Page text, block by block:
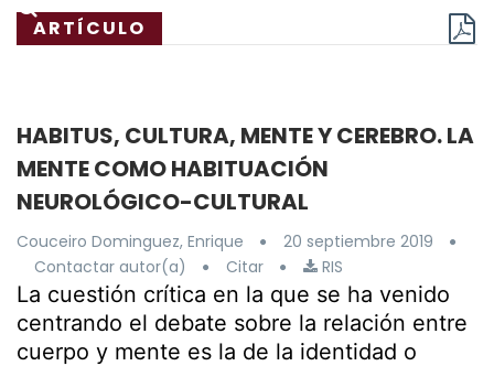
ARTÍCULO
HABITUS, CULTURA, MENTE Y CEREBRO. LA
MENTE COMO HABITUACIÓN
NEUROLÓGICO-CULTURAL
Couceiro Dominguez, Enrique
20 septiembre 2019
Contactar autor(a)
Citar RIS
La cuestión crítica en la que se ha venido
centrando el debate sobre la relación entre
cuerpo y mente es la de la identidad o